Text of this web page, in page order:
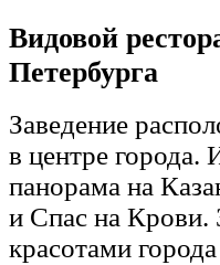
Видовой
Петербурга
Заведение
в центре города.
панорама на
и Спас на Крови.
красотами